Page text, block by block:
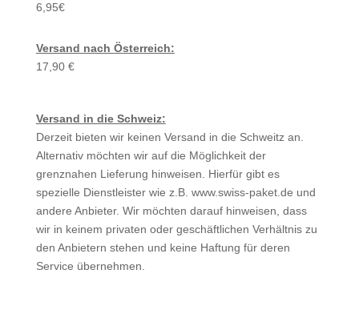
6,95€
Versand nach Österreich:
17,90 €
Versand in die Schweiz:
Derzeit bieten wir keinen Versand in die Schweitz an.
Alternativ möchten wir auf die Möglichkeit der
grenznahen Lieferung hinweisen. Hierfür gibt es
spezielle Dienstleister wie z.B. www.swiss-paket.de und
andere Anbieter. Wir möchten darauf hinweisen, dass
wir in keinem privaten oder geschäftlichen Verhältnis zu
den Anbietern stehen und keine Haftung für deren
Service übernehmen.